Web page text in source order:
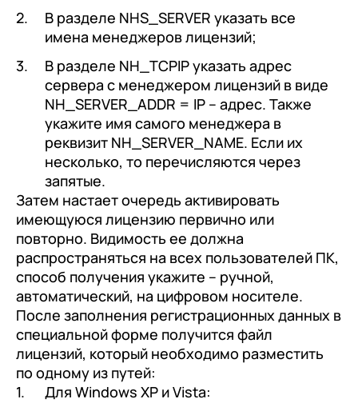
В разделе NHS_SERVER указать все
имена менеджеров лицензий;
В разделе NH_TCPIP указать адрес
сервера с менеджером лицензий в виде
NH_SERVER_ADDR = IP – адрес. Также
укажите имя самого менеджера в
реквизит NH_SERVER_NAME. Если их
несколько, то перечисляются через
запятые.
Затем настает очередь активировать
имеющуюся лицензию первично или
повторно. Видимость ее должна
распространяться на всех пользователей ПК,
способ получения укажите – ручной,
автоматический, на цифровом носителе.
После заполнения регистрационных данных в
специальной форме получится файл
лицензий, который необходимо разместить
по одному из путей:
Для Windows XP и Vista: